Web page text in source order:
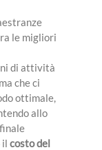
le migliori
di attività
che ci
ottimale,
allo
il costo del